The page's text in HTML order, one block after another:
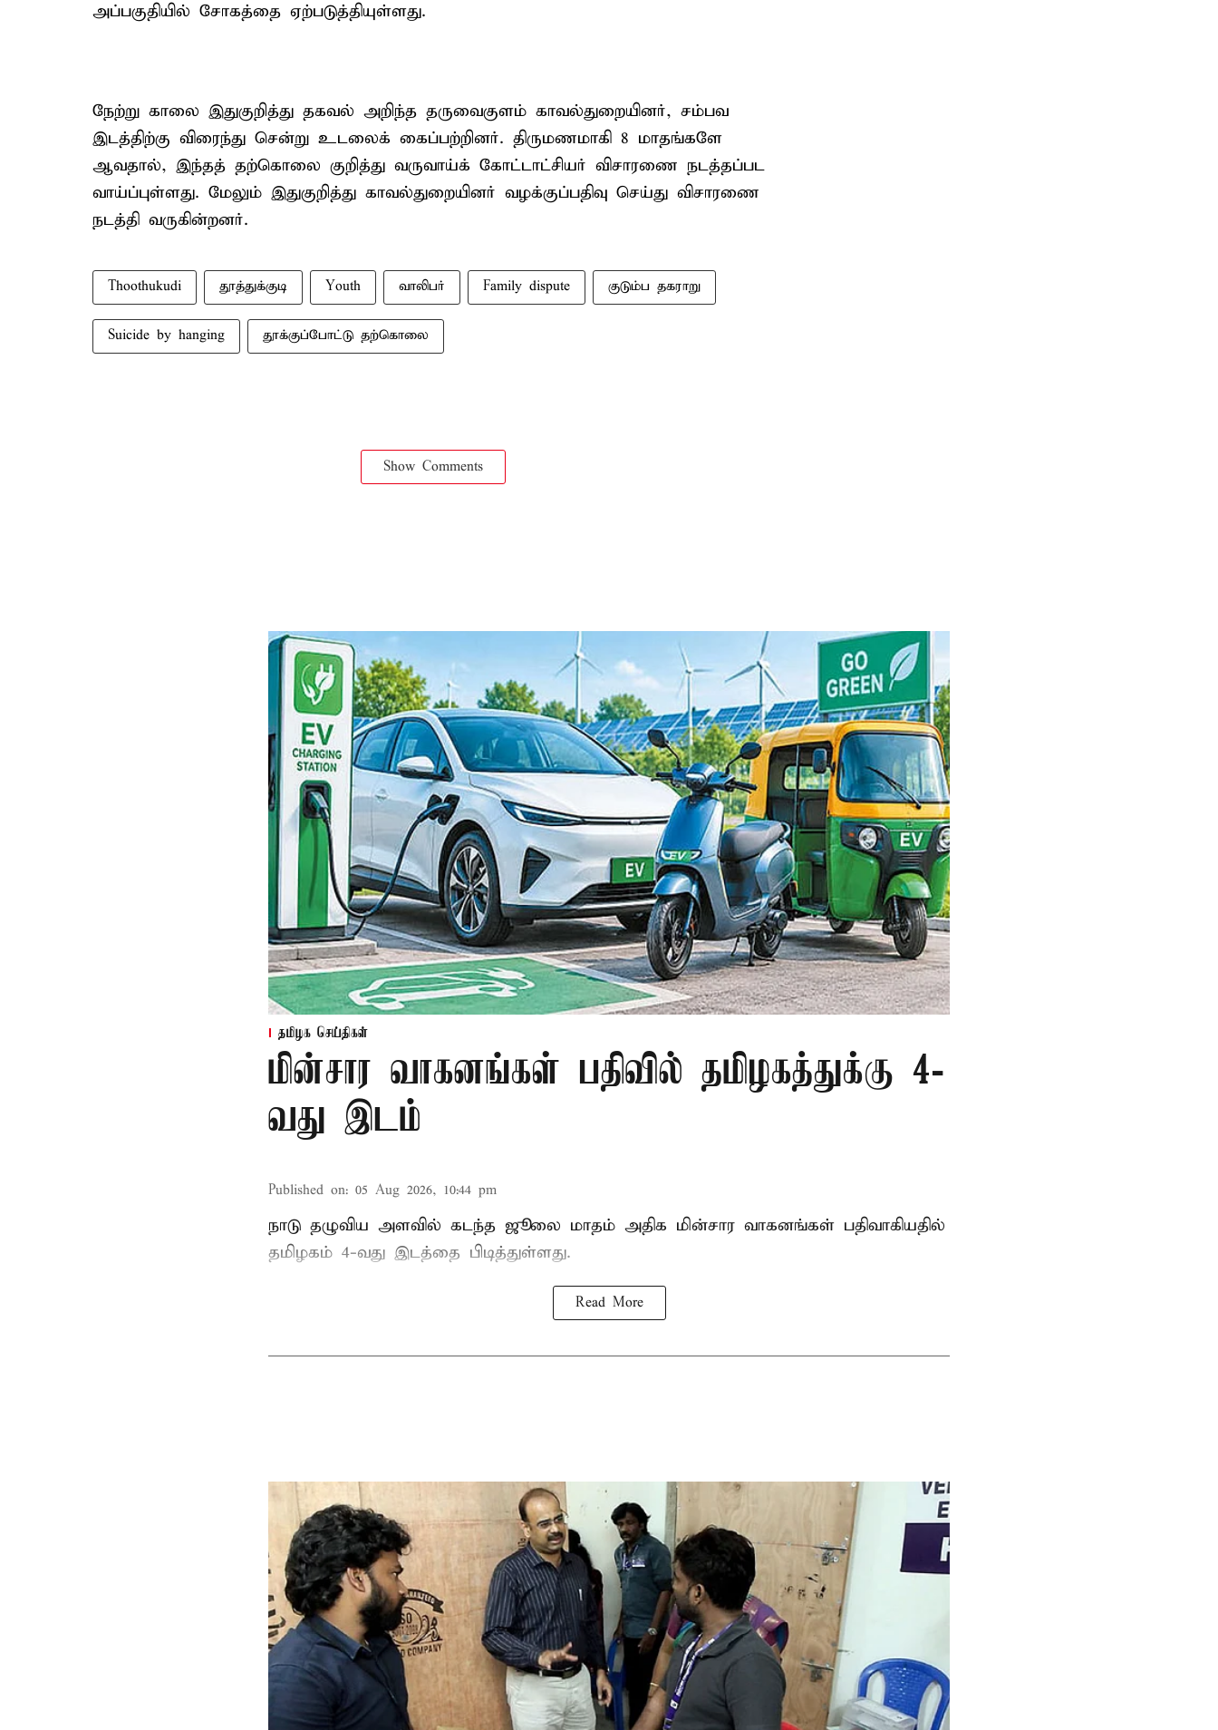
அப்பகுதியில் சோகத்ைத ஏற்படுத்தியுள்ளது.
நேற்று காலை இதுகுறித்து தகவல் அறிந்த தருவைகுளம் காவல்துறையினர், சம்பவ
இடத்திற்கு விரைந்து சென்று உடலைக் கைப்பற்றினர். திருமணமாகி 8 மாதங்களே
ஆவதால், இந்தத் தற்கொலை குறித்து வருவாய்க் கோட்டாட்சியர் விசாரணை நடத்தப்பட
வாய்ப்புள்ளது. மேலும் இதுகுறித்து காவல்துறையினர் வழக்குப்பதிவு செய்து விசாரணை
நடத்தி வருகின்றனர்.
Thoothukudi தூத்துக்குடி Youth வாலிபர் Family dispute குடும்ப தகராறு
Suicide by hanging தூக்குப்போட்டு தற்கொலை
Show Comments
தமிழக செய்திகள்
மின்சார வாகனங்கள் பதிவில் தமிழகத்துக்கு 4-
வது இடம்
Published on: 05 Aug 2026, 10:44 pm
நாடு தழுவிய அளவில் கடந்த ஜூலை மாதம் அதிக மின்சார வாகனங்கள் பதிவாகியதில்
தமிழகம் 4-வது இடத்தை பிடித்துள்ளது.
Read More